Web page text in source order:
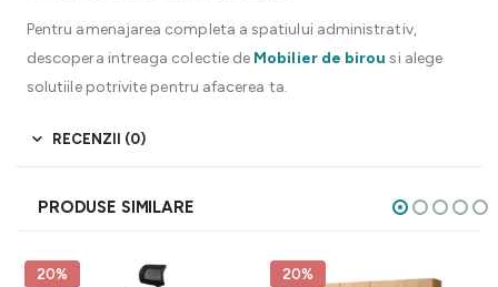
Pentru amenajarea completa a spatiului administrativ,
descopera intreaga colectie de Mobilier de birou si alege
solutiile potrivite pentru afacerea ta.
RECENZII (0)
PRODUSE SIMILARE
20% 20%